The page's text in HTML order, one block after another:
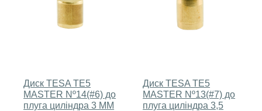
Диск TESA TE5
MASTER Nº14(#6) до
плуга циліндра 3 MM
Диск TESA TE5
MASTER Nº13(#7) до
плуга циліндра 3,5